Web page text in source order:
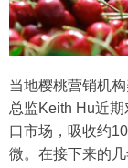
当地樱桃营销机
总监Keith Hu近
口市场，吸收约
微。在接下来的